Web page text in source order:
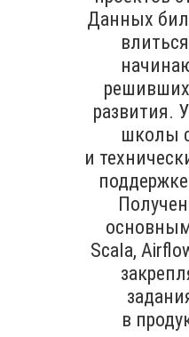
Данных
развития.
школы
и
Scala,
в